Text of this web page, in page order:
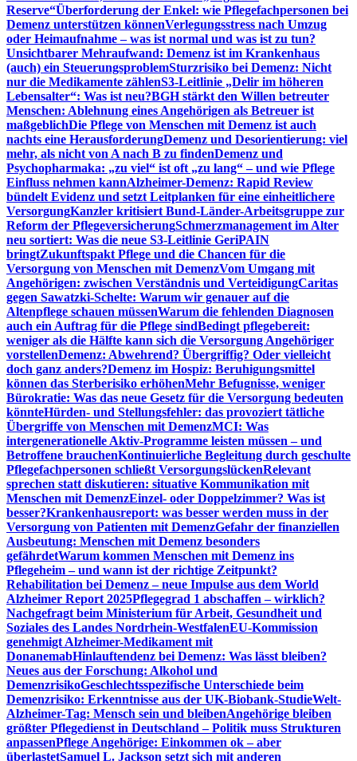
Reserve“Überforderung der Enkel: wie Pflegefachpersonen bei
Demenz unterstützen könnenVerlegungsstress nach Umzug
oder Heimaufnahme – was ist normal und was ist zu tun?
Unsichtbarer Mehraufwand: Demenz ist im Krankenhaus
(auch) ein SteuerungsproblemSturzrisiko bei Demenz: Nicht
nur die Medikamente zählenS3-Leitlinie „Delir im höheren
Lebensalter“: Was ist neu?BGH stärkt den Willen betreuter
Menschen: Ablehnung eines Angehörigen als Betreuer ist
maßgeblichDie Pflege von Menschen mit Demenz ist auch
nachts eine HerausforderungDemenz und Desorientierung: viel
mehr, als nicht von A nach B zu findenDemenz und
Psychopharmaka: „zu viel“ ist oft „zu lang“ – und wie Pflege
Einfluss nehmen kannAlzheimer-Demenz: Rapid Review
bündelt Evidenz und setzt Leitplanken für eine einheitlichere
VersorgungKanzler kritisiert Bund-Länder-Arbeitsgruppe zur
Reform der PflegeversicherungSchmerzmanagement im Alter
neu sortiert: Was die neue S3-Leitlinie GeriPAIN
bringtZukunftspakt Pflege und die Chancen für die
Versorgung von Menschen mit DemenzVom Umgang mit
Angehörigen: zwischen Verständnis und VerteidigungCaritas
gegen Sawatzki-Schelte: Warum wir genauer auf die
Altenpflege schauen müssenWarum die fehlenden Diagnosen
auch ein Auftrag für die Pflege sindBedingt pflegebereit:
weniger als die Hälfte kann sich die Versorgung Angehöriger
vorstellenDemenz: Abwehrend? Übergriffig? Oder vielleicht
doch ganz anders?Demenz im Hospiz: Beruhigungsmittel
können das Sterberisiko erhöhenMehr Befugnisse, weniger
Bürokratie: Was das neue Gesetz für die Versorgung bedeuten
könnteHürden- und Stellungsfehler: das provoziert tätliche
Übergriffe von Menschen mit DemenzMCI: Was
intergenerationelle Aktiv-Programme leisten müssen – und
Betroffene brauchenKontinuierliche Begleitung durch geschulte
Pflegefachpersonen schließt VersorgungslückenRelevant
sprechen statt diskutieren: situative Kommunikation mit
Menschen mit DemenzEinzel- oder Doppelzimmer? Was ist
besser?Krankenhausreport: was besser werden muss in der
Versorgung von Patienten mit DemenzGefahr der finanziellen
Ausbeutung: Menschen mit Demenz besonders
gefährdetWarum kommen Menschen mit Demenz ins
Pflegeheim – und wann ist der richtige Zeitpunkt?
Rehabilitation bei Demenz – neue Impulse aus dem World
Alzheimer Report 2025Pflegegrad 1 abschaffen – wirklich?
Nachgefragt beim Ministerium für Arbeit, Gesundheit und
Soziales des Landes Nordrhein-WestfalenEU-Kommission
genehmigt Alzheimer-Medikament mit
DonanemabHinlauftendenz bei Demenz: Was lässt bleiben?
Neues aus der Forschung: Alkohol und
DemenzrisikoGeschlechtsspezifische Unterschiede beim
Demenzrisiko: Erkenntnisse aus der UK-Biobank-StudieWelt-
Alzheimer-Tag: Mensch sein und bleibenAngehörige bleiben
größter Pflegedienst in Deutschland – Politik muss Strukturen
anpassenPflege Angehörige: Einkommen ok – aber
überlastetSamuel L. Jackson setzt sich mit anderen